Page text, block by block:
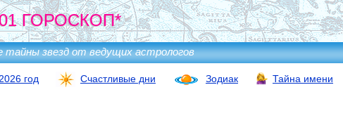
ГОРОСКОП*
тайны звезд от ведущих астрологов
2026 год Счастливые дни Зодиак Тайна имени